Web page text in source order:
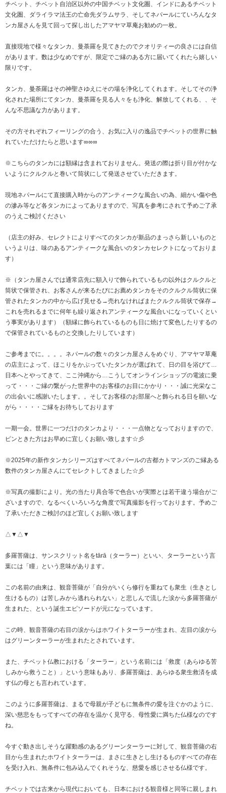
チベット、チベット自治区以外の中国チベット文化圏、インドにあるチベット
文化圏、ダライラマ法王の亡命先ダラムサラ、そしてネパールにていろんなタ
ンカ屋さんを見て回って探し出したアマヤマ草庵お勧めの一枚。
直接現地で様々なタンカ、曼荼羅を見てきたのでクオリティーの良さには自信
があります。数は少なめですが、限定でご縁のある方に届いてくれたら嬉しい
限りです。
タンカ、曼荼羅はその神聖さゆえにその場を浄化してくれます。そしてその浄
化された場所にてタンカ、曼荼羅を見る人々をも浄化、解放してくれる、、そ
んな不思議な力があります。
その方それぞれフィーリングの合う、お気に入りの逸品でチベットの世界に触
れていただけたらと思います∞∞∞
※こちらのタンカには額縁は含まれておりません。発送の際は折り目が付かな
いようにクルクルと巻いて筒状にして発送させていただきます。
現地ネパールにて直接購入時からのアンティークな風合いの為、細かい傷や色
の滲み等など各タンカによってありますので、写真を参考にされて予めご了承
のうえご検討ください
（店主の好み、セレクトによりすべてのタンカが新品のまっさら新しいものと
いうよりは、味のあるアンティークな風合いのタンカセレクトになっておりま
す）
※（タンカ屋さんでは通常店先に額入りで飾られているもの以外はクルクルと
筒状で保管され、お客さんが来るたびにお薦めタンカをそのクルクル筒状に保
管されたタンカの中から広げ見せる→売れなければまたクルクル筒状で保存→
これを売れるまでに何年も繰り返されアンティークな風合いになっていくとい
う事実があります）（額縁に飾られているものも日に焼けて変色したりするの
で保管されているものと交換したりしています）
ご参考までに。。。。ネパールの数々のタンカ屋さんをめぐり、アマヤマ草庵
の店主によって、ほこりをかぶっていたタンカが選ばれて、日の目を浴びて…
日本へとやってきて、ここ沖縄から…こうしてオンラインショップの電波に乗
って・・・ご縁の繋がった世界中のお客様のお目にかかり・・・誠に光栄なこ
の出会いに感謝いたします。。そしてお客様のお部屋へと飾られる日を願いな
がら・・・・ご縁をお待ちしております
一期一会。世界に一つだけのタンカより・・・一点物となっておりますので、
ピンときた方はお早めに宜しくお願い致します☆彡
※2025年の新作タンカシリーズはすべてネパールの古都カトマンズのご縁ある
数件のタンカ屋さんにてセレクトしてきました☆彡
※写真の撮影により。光の当たり具合等で色合いが実際とは若干違う場合がご
ざいますので、なるべくいろいろな角度で写真撮影を行っております。予めご
了承いただきご検討のほど宜しくお願い致します
△▼△▼
多羅菩薩は、サンスクリット名をtārā（ターラー）といい、ターラーという言
葉には「瞳」という意味があります。
この名前の由来は、観音菩薩が「自分がいくら修行を重ねても衆生（生きとし
生けるもの）は苦しみから逃れられない」と悲しんで流した涙から多羅菩薩が
生まれた、という誕生エピソードが元になっています。
この時、観音菩薩の右目の涙からはホワイトターラーが生まれ、左目の涙から
はグリーンターラーが生まれたとされています。
また、チベット仏教における「ターラー」という名前には「救度（あらゆる苦
しみから救うこと）」という意味もあり、多羅菩薩は、あらゆる衆生救済を成
す仏の母とも言われています。
このように多羅菩薩は、まるで母親が子どもに無条件の愛を注ぐかのように、
深い慈悲をもってすべての存在を温かく見守る、母性愛に満ちた仏様なのです
ね。
今すぐ動き出しそうな躍動感のあるグリーンターラーに対して、観音菩薩の右
目から生まれたホワイトターラーは、まさに生きとし生けるものすべての存在
を受け入れ、無条件に包み込んでくれそうな、慈愛を感じさせる仏様です。
チベットでは古来から現代においても、日本における観音様と同等に親しまれ